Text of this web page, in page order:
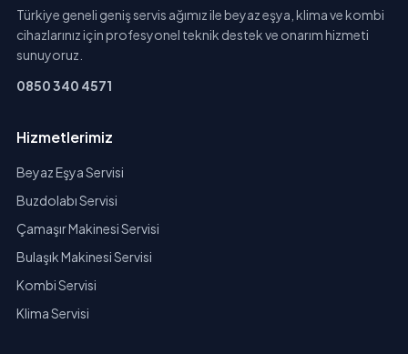
Türkiye geneli geniş servis ağımız ile beyaz eşya, klima ve kombi
cihazlarınız için profesyonel teknik destek ve onarım hizmeti
sunuyoruz.
0850 340 4571
Hizmetlerimiz
Beyaz Eşya Servisi
Buzdolabı Servisi
Çamaşır Makinesi Servisi
Bulaşık Makinesi Servisi
Kombi Servisi
Klima Servisi